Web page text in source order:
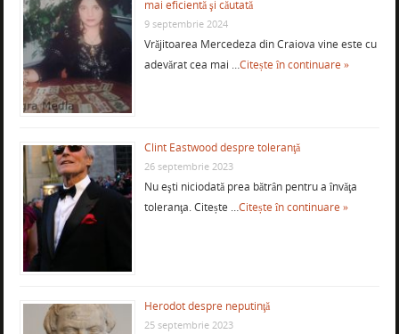
mai eficientă şi căutată
9 septembrie 2024
Vrăjitoarea Mercedeza din Craiova vine este cu
adevărat cea mai …Citește în continuare »
Clint Eastwood despre toleranţă
26 septembrie 2023
Nu eşti niciodată prea bătrân pentru a învăţa
toleranţa. Citește …Citește în continuare »
Herodot despre neputinţă
25 septembrie 2023